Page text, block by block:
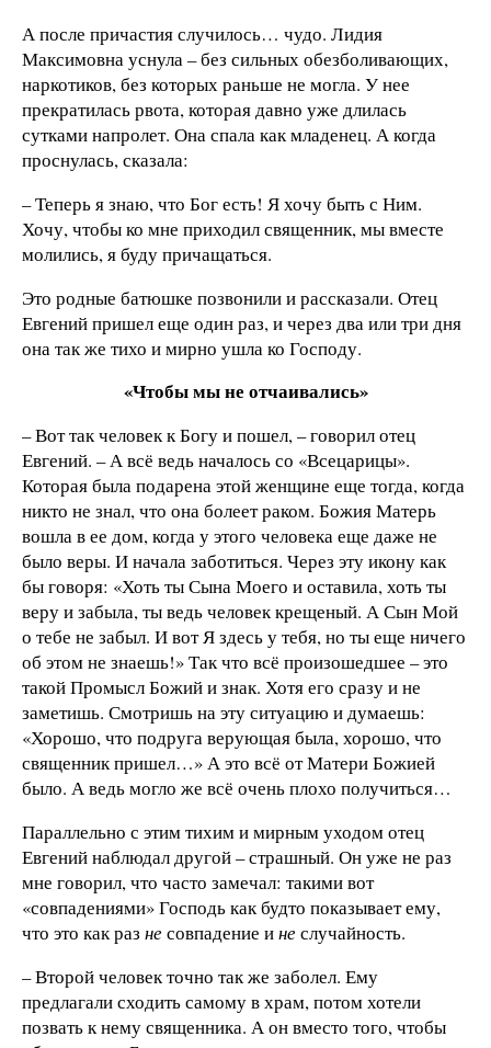
А после причастия случилось… чудо. Лидия
Максимовна уснула – без сильных обезболивающих,
наркотиков, без которых раньше не могла. У нее
прекратилась рвота, которая давно уже длилась
сутками напролет. Она спала как младенец. А когда
проснулась, сказала:
– Теперь я знаю, что Бог есть! Я хочу быть с Ним.
Хочу, чтобы ко мне приходил священник, мы вместе
молились, я буду причащаться.
Это родные батюшке позвонили и рассказали. Отец
Евгений пришел еще один раз, и через два или три дня
она так же тихо и мирно ушла ко Господу.
«Чтобы мы не отчаивались»
– Вот так человек к Богу и пошел, – говорил отец
Евгений. – А всё ведь началось со «Всецарицы».
Которая была подарена этой женщине еще тогда, когда
никто не знал, что она болеет раком. Божия Матерь
вошла в ее дом, когда у этого человека еще даже не
было веры. И начала заботиться. Через эту икону как
бы говоря: «Хоть ты Сына Моего и оставила, хоть ты
веру и забыла, ты ведь человек крещеный. А Сын Мой
о тебе не забыл. И вот Я здесь у тебя, но ты еще ничего
об этом не знаешь!» Так что всё произошедшее – это
такой Промысл Божий и знак. Хотя его сразу и не
заметишь. Смотришь на эту ситуацию и думаешь:
«Хорошо, что подруга верующая была, хорошо, что
священник пришел…» А это всё от Матери Божией
было. А ведь могло же всё очень плохо получиться…
Параллельно с этим тихим и мирным уходом отец
Евгений наблюдал другой – страшный. Он уже не раз
мне говорил, что часто замечал: такими вот
«совпадениями» Господь как будто показывает ему,
что это как раз несовпадение инеслучайность.
– Второй человек точно так же заболел. Ему
предлагали сходить самому в храм, потом хотели
позвать к нему священника. А он вместо того, чтобы